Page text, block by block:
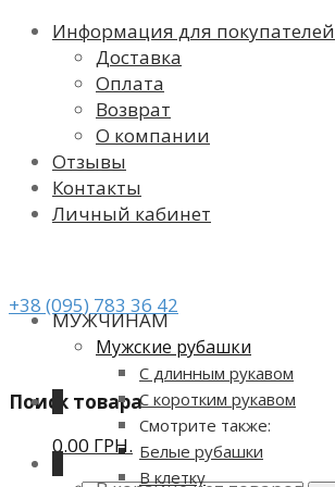
Информация для покупателей
Доставка
Оплата
Возврат
О компании
Отзывы
Контакты
Личный кабинет
+38 (095) 783 36 42
Поиск товара
МУЖЧИНАМ
Мужские рубашки
С длинным рукавом
С коротким рукавом
Смотрите также:
Белые рубашки
В клетку
0.00 ГРН.